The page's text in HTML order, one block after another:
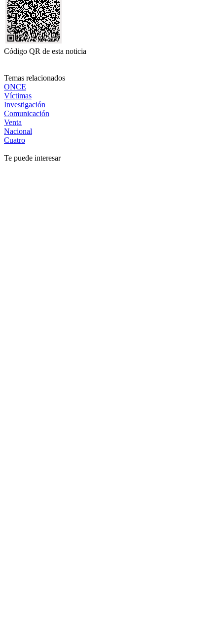
Código QR de esta noticia
Temas relacionados
ONCE
Víctimas
Investigación
Comunicación
Venta
Nacional
Cuatro
Te puede interesar